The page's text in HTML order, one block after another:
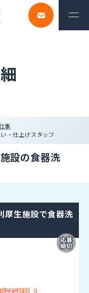
事
・仕上げスタッフ
設の食器洗
生施設で食器洗